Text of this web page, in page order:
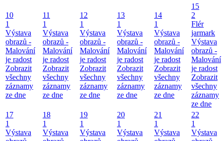
10
1
Výstava
obrazů -
Malování
je radost
Zobrazit
všechny
záznamy
ze dne
11
1
Výstava
obrazů -
Malování
je radost
Zobrazit
všechny
záznamy
ze dne
12
1
Výstava
obrazů -
Malování
je radost
Zobrazit
všechny
záznamy
ze dne
13
1
Výstava
obrazů -
Malování
je radost
Zobrazit
všechny
záznamy
ze dne
14
1
Výstava
obrazů -
Malování
je radost
Zobrazit
všechny
záznamy
ze dne
15
2
Flér
jarmark
Výstava
obrazů -
Malování
je radost
Zobrazit
všechny
záznamy
ze dne
17
1
Výstava
18
1
Výstava
19
1
Výstava
20
1
Výstava
21
1
Výstava
22
1
Výstava